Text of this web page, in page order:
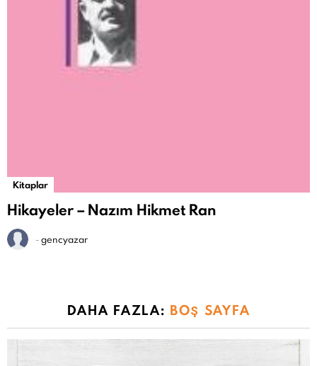
Kitaplar
Hikayeler – Nazım Hikmet Ran
-gencyazar
DAHA FAZLA: BOŞ SAYFA